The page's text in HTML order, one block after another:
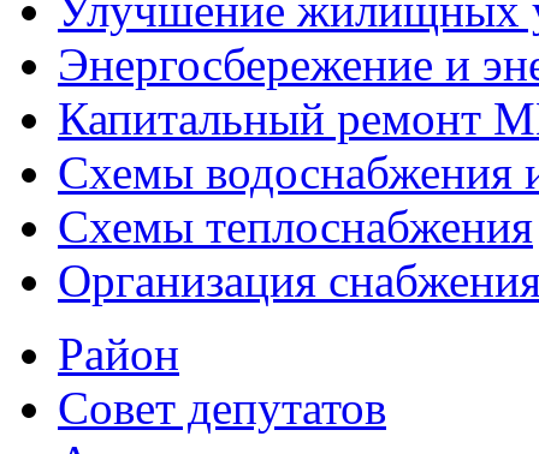
Энергосбережение и
Капитальный ремонт
Схемы водоснабжения
Схемы теплоснабжения
Организация
Район
Совет депутатов